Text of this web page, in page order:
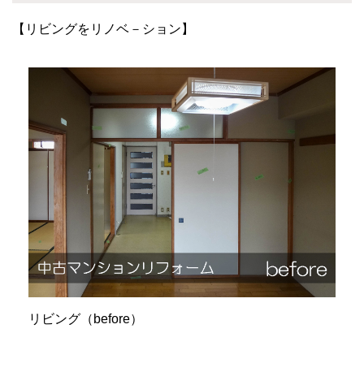
【リビングをリノベ－ション】
リビング（before）